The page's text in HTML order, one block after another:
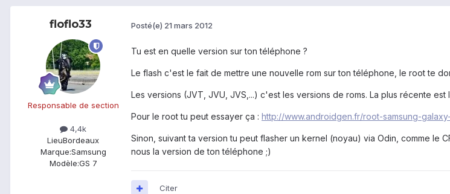
floflo33
Responsable de section
4,4k
LieuBordeaux
Marque:Samsung
Modèle:GS 7
Posté(e) 21 mars 2012
Tu est en quelle version sur ton téléphone ?
Le flash c'est le fait de mettre une nouvelle rom sur ton téléphone, le root te
Les versions (JVT, JVU, JVS,...) c'est les versions de roms. La plus récente est
Pour le root tu peut essayer ça : http://www.androidgen.fr/root-samsung-
Sinon, suivant ta version tu peut flasher un kernel (noyau) via Odin, comme
nous la version de ton téléphone ;)
Citer